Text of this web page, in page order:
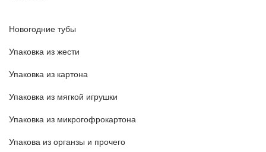
Новогодние тубы
Упаковка из жести
Упаковка из картона
Упаковка из мягкой игрушки
Упаковка из микрогофрокартона
Упакова из органзы и прочего